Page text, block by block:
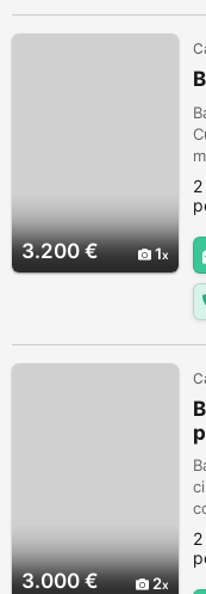
3.200 € 1
3.000 € 2